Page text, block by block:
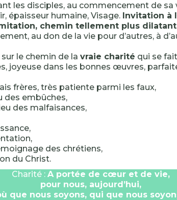
les disciples, au commencement de
épaisseur humaine, Visage. Invitation à
chemin tellement plus
au don de la vie pour d’autres, à
le chemin de la vraie charité qui se
joyeuse dans les bonnes œuvres,
frères, très patiente parmi les faux,
des embûches,
des malfaisances,
des chrétiens,
du Christ.
Charité : A portée de cœur et de vie,
pour nous, aujourd’hui,
que nous soyons, qui que nous